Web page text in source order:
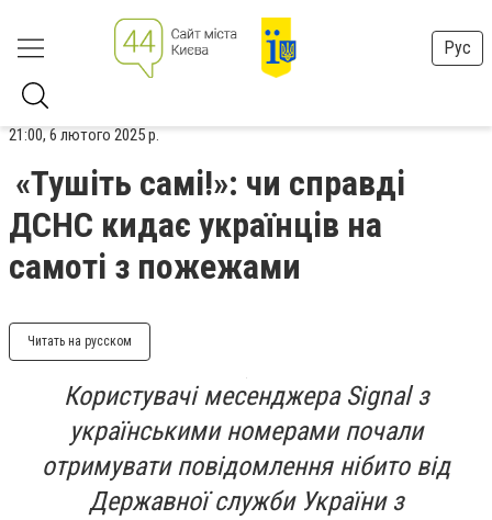
Рус
21:00, 6 лютого 2025 р.
«Тушіть самі!»: чи справді
ДСНС кидає українців на
самоті з пожежами
Читать на русском
Користувачі месенджера Signal з
українськими номерами почали
отримувати повідомлення нібито від
Державної служби України з